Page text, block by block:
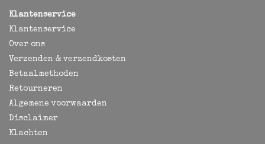
Klantenservice
Klantenservice
Over ons
Verzenden & verzendkosten
Betaalmethoden
Retourneren
Algemene voorwaarden
Disclaimer
Klachten